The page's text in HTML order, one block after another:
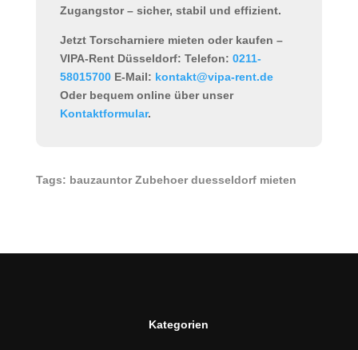
Zugangstor– sicher, stabil und effizient.
Jetzt Torscharniere mieten oder kaufen –
VIPA-Rent Düsseldorf: Telefon: 0211-
58015700E-Mail: kontakt@vipa-rent.de
Oder bequem online über unser
Kontaktformular.
Tags: bauzauntor Zubehoer duesseldorf mieten
Kategorien